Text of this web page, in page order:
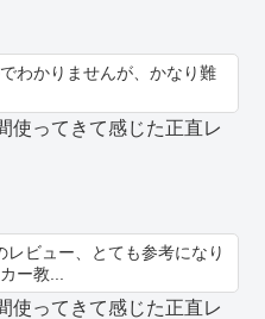
わかりませんが、かなり難
使ってきて感じた正直レ
ビュー、とても参考になり
ー教...
使ってきて感じた正直レ